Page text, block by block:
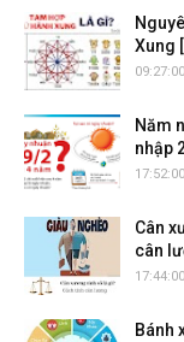
Xung
09:27:00
Năm
nhập
17:52:00
Cân
cân
17:44:00
Bánh